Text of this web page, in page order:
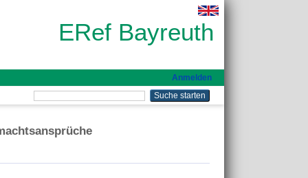
ERef Bayreuth
Anmelden